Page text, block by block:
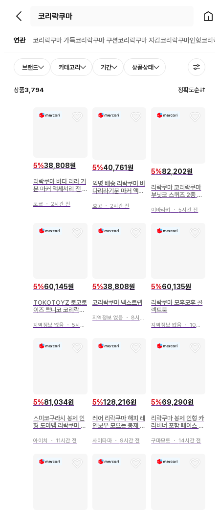
뒤로가기 홈으
연관 코리락쿠마 가득코리락쿠마 쿠션코리락쿠마 지갑코리락쿠마인형코리
브랜드 카테고리 기간 상품상태
상품3,794 정확도순
5%38,808원
리락쿠마 바다 리라 기
분 마커 액세서리 전 5
도쿄 ・ 2시간 전
5%40,761원
익명 배송 리락쿠마 바
다리라기분 마커 액세
효고・ 2시간 전
5%82,202원
리락쿠마 코리락쿠마
부닛코 스퀴즈 2종 세
이바라키 ・5시간 전
5%60,145원
TOKOTOYZ 토코토
이즈 쁘니코 코리락쿠
지역정보 없음 ・ 5시간 전
5%38,808원
코리락쿠마 넥스트랩
지역정보 없음 ・ 8시간 전
5%60,135원
리락쿠마 모후모후 콜
렉트북
지역정보 없음 ・ 10시간 전
5%81,034원
스미코구라시 봉제 인
형 도마뱀 리락쿠마 스
한정판
아이치 ・ 11시간 전
5%128,216원
레어 리락쿠마 해피 레
인보우 모으는 봉제 인
사이타마・ 9시간 전
5%69,290원
리락쿠마 봉제 인형 카
라비너 포함 페이스 코
세이
구마모토 ・ 14시간 전